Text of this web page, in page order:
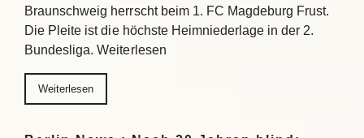
Braunschweig herrscht beim 1. FC Magdeburg Frust.
Die Pleite ist die höchste Heimniederlage in der 2.
Bundesliga. Weiterlesen
Weiterlesen